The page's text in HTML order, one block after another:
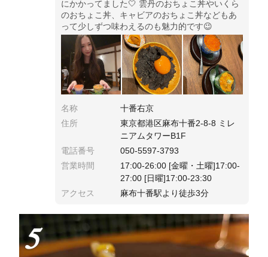
にかかってました🤍 雲丹のおちょこ丼やいくら
のおちょこ丼、キャビアのおちょこ丼などもあ
って少しずつ味わえるのも魅力的です😉
名称
十番右京
住所
東京都港区麻布十番2-8-8 ミレ
ニアムタワーB1F
電話番号
050-5597-3793
営業時間
17:00-26:00 [金曜・土曜]17:00-
27:00 [日曜]17:00-23:30
アクセス
麻布十番駅より徒歩3分
5